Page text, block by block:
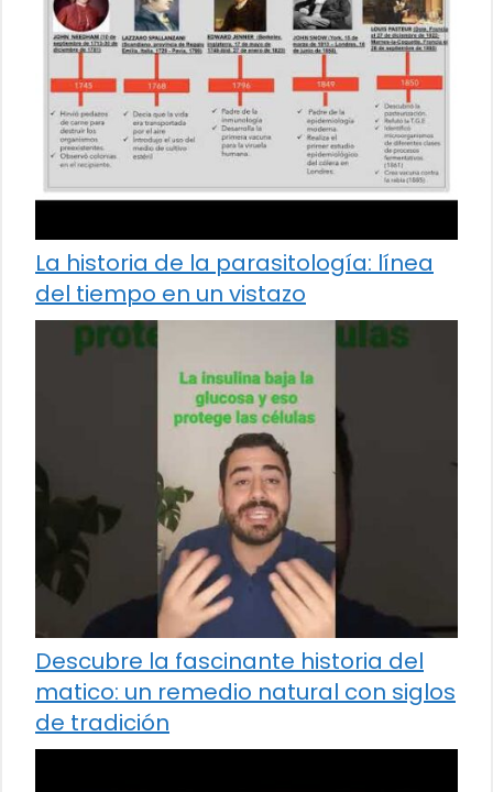
La historia de la parasitología: línea
del tiempo en un vistazo
Descubre la fascinante historia del
matico: un remedio natural con siglos
de tradición